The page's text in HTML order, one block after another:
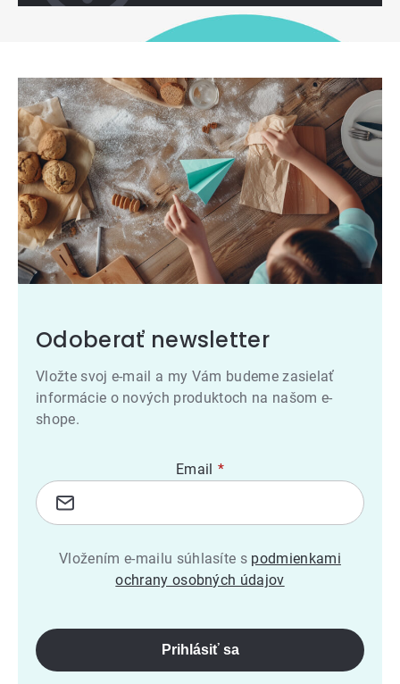
Odoberať newsletter
Vložte svoj e-mail a my Vám budeme zasielať
informácie o nových produktoch na našom e-
shope.
Email
Vložením e-mailu súhlasíte s podmienkami
ochrany osobných údajov
Prihlásiť sa